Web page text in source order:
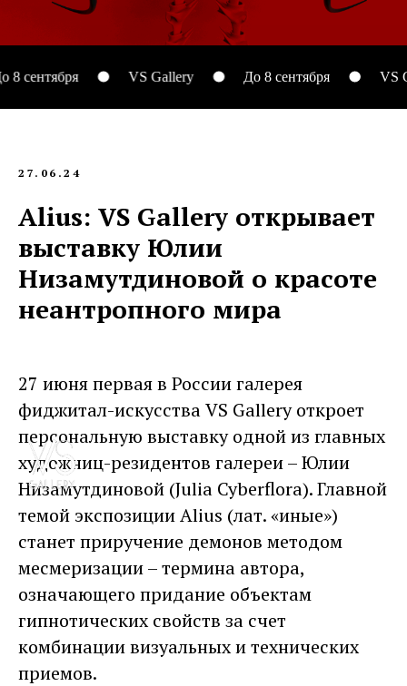
VS Gallery До 8 сентября VS Gallery
27.06.24
Alius: VS Gallery открывает
выставку Юлии
Низамутдиновой о красоте
неантропного мира
27 июня первая в России галерея
фиджитал-искусства VS Gallery откроет
персональную выставку одной из главных
художниц-резидентов галереи – Юлии
Низамутдиновой (Julia Cyberflora). Главной
темой экспозиции Alius (лат. «иные»)
станет приручение демонов методом
месмеризации – термина автора,
означающего придание объектам
гипнотических свойств за счет
комбинации визуальных и технических
приемов.